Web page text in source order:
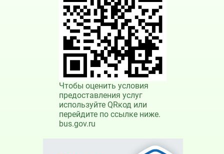
Чтобы оценить условия
предоставления услуг
используйте QRкод или
перейдите по ссылке ниже.
bus.gov.ru